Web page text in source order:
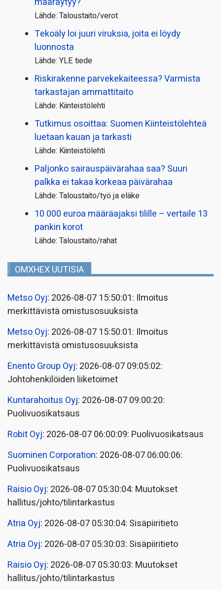
Lähde: Taloustaito/verot
Tekoäly loi juuri viruksia, joita ei löydy
luonnosta
Lähde: YLE tiede
Riskirakenne parvekekaiteessa? Varmista
tarkastajan ammattitaito
Lähde: Kiinteistölehti
Tutkimus osoittaa: Suomen Kiinteistölehteä
luetaan kauan ja tarkasti
Lähde: Kiinteistölehti
Paljonko sairauspäivä­rahaa saa? Suuri
palkka ei takaa korkeaa päivärahaa
Lähde: Taloustaito/työ ja eläke
10 000 euroa määräajaksi tilille – vertaile 13
pankin korot
Lähde: Taloustaito/rahat
OMXHEX UUTISIA
Metso Oyj: 2026-08-07 15:50:01: Ilmoitus
merkittävistä omistusosuuksista
Metso Oyj: 2026-08-07 15:50:01: Ilmoitus
merkittävistä omistusosuuksista
Enento Group Oyj: 2026-08-07 09:05:02:
Johtohenkilöiden liiketoimet
Kuntarahoitus Oyj: 2026-08-07 09:00:20:
Puolivuosikatsaus
Robit Oyj: 2026-08-07 06:00:09: Puolivuosikatsaus
Suominen Corporation: 2026-08-07 06:00:06:
Puolivuosikatsaus
Raisio Oyj: 2026-08-07 05:30:04: Muutokset
hallitus/johto/tilintarkastus
Atria Oyj: 2026-08-07 05:30:04: Sisäpiiritieto
Atria Oyj: 2026-08-07 05:30:03: Sisäpiiritieto
Raisio Oyj: 2026-08-07 05:30:03: Muutokset
hallitus/johto/tilintarkastus